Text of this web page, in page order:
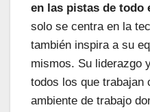
en las pistas de todo
solo se centra en la
también inspira a su
mismos. Su liderazgo
todos los que trabajan
ambiente de trabajo